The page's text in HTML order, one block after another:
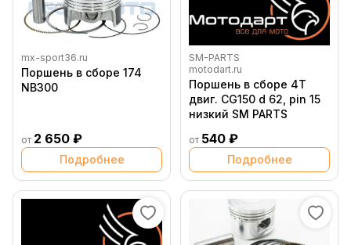
mx-sport36.ru
Поршень в сборе 174
NB300
от 2 650 ₽
Подробнее
SM-PARTS
motodart.ru
Поршень в сборе 4T
двиг. CG150 d 62, pin 15
низкий SM PARTS
от 540 ₽
Подробнее